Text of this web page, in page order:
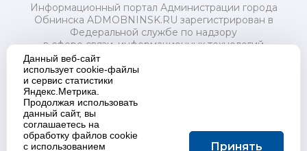
Информационный портал Администрации города
Обнинска ADMOBNINSK.RU зарегистрирован в
Федеральной службе по надзору
в сфере связи, информационных технологий
и массовых коммуникаций (Роскомнадзор) 24 июля
2018 года.
Свидетельство о регистрации Эл № ФС77-73321
Учредитель: Администрация (исполнительно-
распорядительный орган) городского округа "Город
Обнинск". Главный редактор: Байкова Е.А.
Адрес электронной почты Редакции:
Данный веб-сайт
использует cookie-файлы
и сервис статистики
Яндекс.Метрика.
Продолжая использовать
данный сайт, вы
соглашаетесь на
обработку файлов cookie
с использованием
Принять